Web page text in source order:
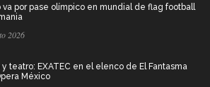
va por pase olímpico en mundial de flag football
2026
y teatro: EXATEC en el elenco de El Fantasma
México